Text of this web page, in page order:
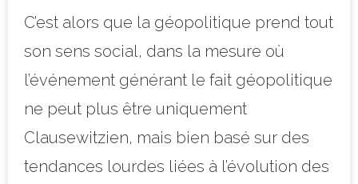
C’est alors que la géopolitique prend tout
son sens social, dans la mesure où
l’événement générant le fait géopolitique
ne peut plus être uniquement
Clausewitzien, mais bien basé sur des
tendances lourdes liées à l’évolution des